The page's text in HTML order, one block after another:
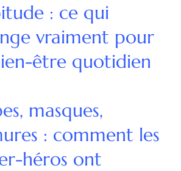
: ce qui
vraiment pour
être quotidien
masques,
: comment les
héros ont